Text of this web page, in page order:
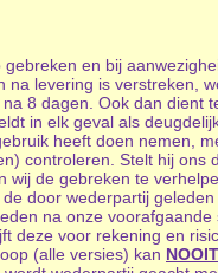
en bij
levering is verstreken,
8 dagen. Ook dan dient
in elk geval als
heeft doen nemen,
controleren. Stelt hij ons
wij de gebreken te
door wederpartij
na onze voorafgaande
deze voor rekening en
(alle versies) kan NOOIT